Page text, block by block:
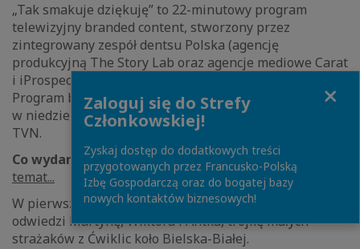
„Tak smakuje dziękuję” to 22-minutowy program
telewizyjny branded content, stworzony przez
zintegrowany zespół dentsu Polska (agencję
produkcyjną The Story Lab oraz agencje mediowe Carat
i iProspect) przy udziale partnerów – Tefal oraz
Program będzie się składał z 6 odcinków, emitowanych
w niedziele o godz. 17:30 w czasie antenowym telewizji
TVN.
Co wydarzy się w pierwszym odcinku?Więcej na
temat...
W pierwszym odcinku szef kuchni, Pascal Brodnicki,
odwiedzi Martynę, Wiktora i Antka, trójkę małych
strażaków z Ćwiklic koło Bielska-Białej.
Zaloguj się do Strefy
Członkowskiej!
Zyskaj dostęp do dodatkowych treści
przygotowanych przez Francusko-Polską
Izbę Gospodarczą oraz do bogatej bazy
nowych kontaktów biznesowych!